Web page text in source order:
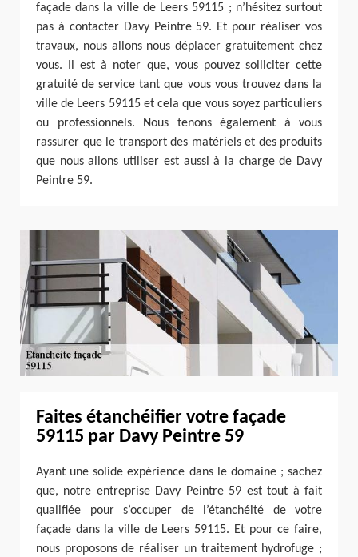
façade dans la ville de Leers 59115 ; n’hésitez surtout
pas à contacter Davy Peintre 59. Et pour réaliser vos
travaux, nous allons nous déplacer gratuitement chez
vous. Il est à noter que, vous pouvez solliciter cette
gratuité de service tant que vous vous trouvez dans la
ville de Leers 59115 et cela que vous soyez particuliers
ou professionnels. Nous tenons également à vous
rassurer que le transport des matériels et des produits
que nous allons utiliser est aussi à la charge de Davy
Peintre 59.
Faites étanchéifier votre façade
59115 par Davy Peintre 59
Ayant une solide expérience dans le domaine ; sachez
que, notre entreprise Davy Peintre 59 est tout à fait
qualifiée pour s’occuper de l’étanchéité de votre
façade dans la ville de Leers 59115. Et pour ce faire,
nous proposons de réaliser un traitement hydrofuge ;